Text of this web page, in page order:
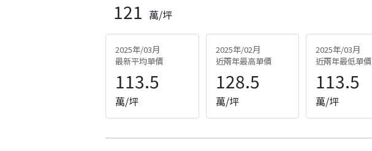
121 萬/坪
2025年/03月
最新平均單價
113.5
萬/坪
2025年/02月
近兩年最高單價
128.5
萬/坪
2025年/03月
近兩年最低單價
113.5
萬/坪